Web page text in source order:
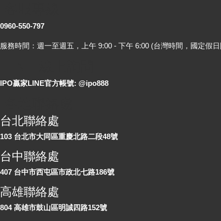
0960-550-797
服務時間：週一至週五，上午 9:00 - 下午 6:00 (台灣時間，國定假
IPO贏家LINE官方帳號: @ipo888
台北聯絡處
103 台北市大同區重慶北路二段48號
台中聯絡處
407 台中市西屯區市政北七路186號
高雄聯絡處
804 高雄市鼓山區明誠四路152號